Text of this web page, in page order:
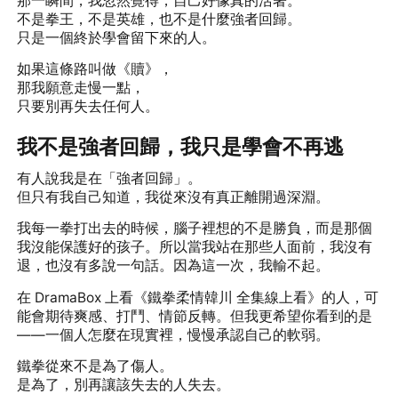
不是拳王，不是英雄，也不是什麼強者回歸。
只是一個終於學會留下來的人。
如果這條路叫做《贖》，
那我願意走慢一點，
只要別再失去任何人。
我不是強者回歸，我只是學會不再逃
有人說我是在「強者回歸」。
但只有我自己知道，我從來沒有真正離開過深淵。
我每一拳打出去的時候，腦子裡想的不是勝負，而是那個
我沒能保護好的孩子。所以當我站在那些人面前，我沒有
退，也沒有多說一句話。因為這一次，我輸不起。
在 DramaBox 上看《鐵拳柔情韓川 全集線上看》的人，可
能會期待爽感、打鬥、情節反轉。但我更希望你看到的是
——一個人怎麼在現實裡，慢慢承認自己的軟弱。
鐵拳從來不是為了傷人。
是為了，別再讓該失去的人失去。